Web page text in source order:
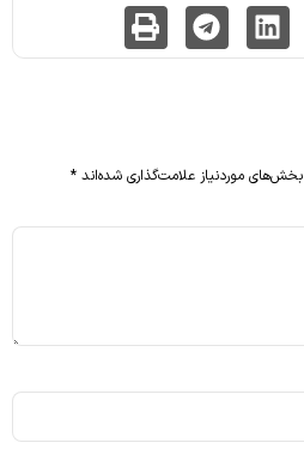
بخش‌های موردنیاز علامت‌گذاری شده‌اند *